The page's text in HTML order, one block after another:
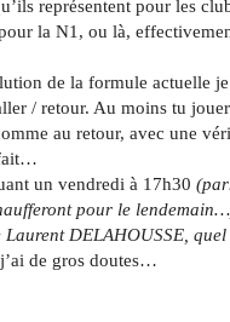
représentent pour les
la N1, ou là,
de la formule actuelle
/ retour. Au moins tu
au retour, avec une
un vendredi à 17h30
pour le
DELAHOUSSE,
de gros doutes…